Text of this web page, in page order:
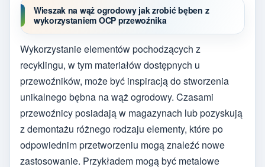
Wieszak na wąż ogrodowy jak zrobić bęben z
wykorzystaniem OCP przewoźnika
Wykorzystanie elementów pochodzących z
recyklingu, w tym materiałów dostępnych u
przewoźników, może być inspiracją do stworzenia
unikalnego bębna na wąż ogrodowy. Czasami
przewoźnicy posiadają w magazynach lub pozyskują
z demontażu różnego rodzaju elementy, które po
odpowiednim przetworzeniu mogą znaleźć nowe
zastosowanie. Przykładem mogą być metalowe